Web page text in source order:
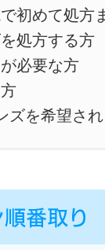
初めて処方
処方する方
必要な方
ズを希望さ